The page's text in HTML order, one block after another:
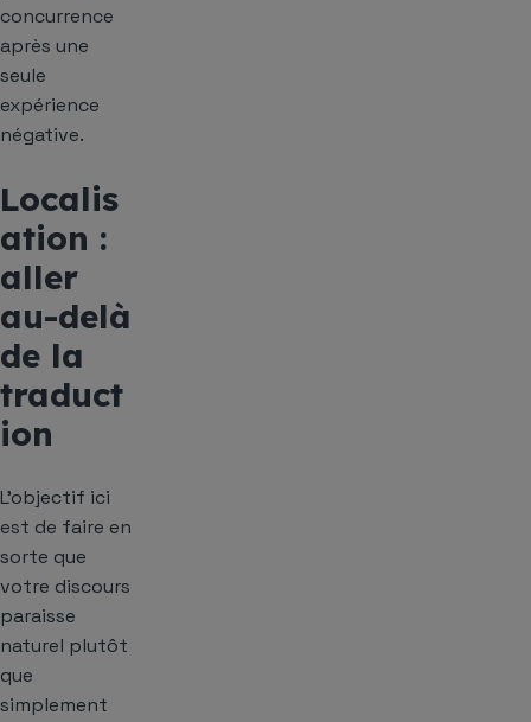
concurrence
après une
seule
expérience
négative.
Localis
ation :
aller
au-delà
de la
traduct
ion
L’objectif ici
est de faire en
sorte que
votre discours
paraisse
naturel plutôt
que
simplement